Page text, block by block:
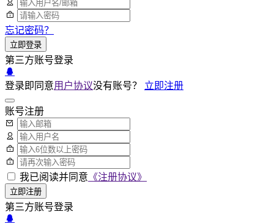
忘记密码？
立即登录
第三方账号登录
登录即同意用户协议没有账号？ 立即注册
账号注册
我已阅读并同意 《注册协议》
立即注册
第三方账号登录